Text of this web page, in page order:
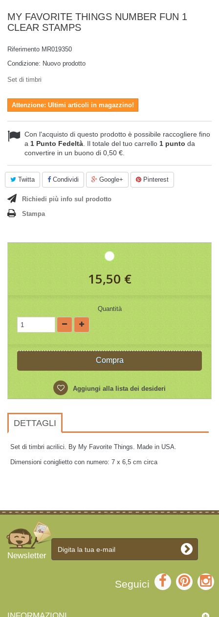
MY FAVORITE THINGS NUMBER FUN 1
CLEAR STAMPS
Riferimento MR019350
Condizione: Nuovo prodotto
Set di timbri
Attenzione: Ultimi articoli in magazzino!
Con l'acquisto di questo prodotto è possibile raccogliere fino
a 1 Punto Fedeltà . Il totale del tuo carrello 1 punto da
convertire in un buono di 0,50 €
Twitta Condividi Google+ Pinterest
Richiedi più info sul prodotto
Stampa
15,50 €
Quantità
Compra
Aggiungi alla lista dei desideri
DETTAGLI
Set di timbri acrilici. By My Favorite Things. Made in USA.
Dimensioni coniglietto con numero: 7 x 6,5 cm circa
Newsletter
Seguici